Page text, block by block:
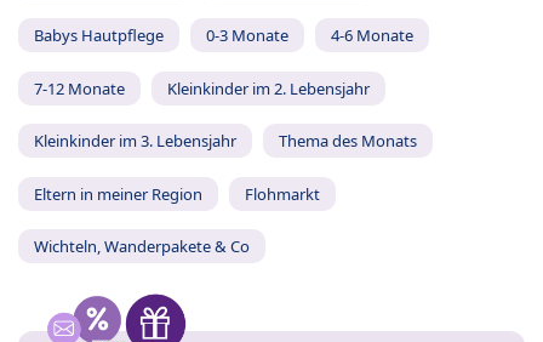
Babys Hautpflege 0-3 Monate 4-6 Monate
7-12 Monate Kleinkinder im 2. Lebensjahr
Kleinkinder im 3. Lebensjahr Thema des Monats
Eltern in meiner Region Flohmarkt
Wichteln, Wanderpakete & Co